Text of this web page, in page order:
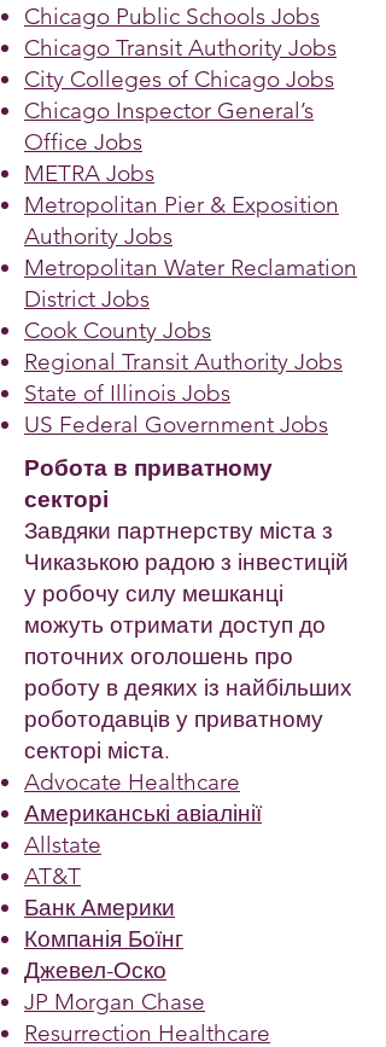
Chicago Public Schools Jobs
Chicago Transit Authority Jobs
City Colleges of Chicago Jobs
Chicago Inspector General’s
Office Jobs
METRA Jobs
Metropolitan Pier & Exposition
Authority Jobs
Metropolitan Water Reclamation
District Jobs
Cook County Jobs
Regional Transit Authority Jobs
State of Illinois Jobs
US Federal Government Jobs
Робота в приватному
секторі
Завдяки партнерству міста з
Чиказькою радою з інвестицій
у робочу силу мешканці
можуть отримати доступ до
поточних оголошень про
роботу в деяких із найбільших
роботодавців у приватному
секторі міста.
Advocate Healthcare
Американські авіалінії
Allstate
AT&T
Банк Америки
Компанія Боїнг
Джевел-Оско
JP Morgan Chase
Resurrection Healthcare